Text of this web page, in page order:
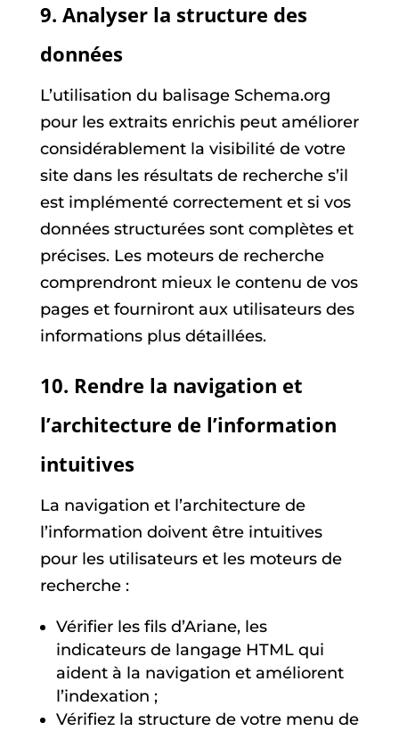
9. Analyser la structure des
données
L’utilisation du balisage Schema.org
pour les extraits enrichis peut améliorer
considérablement la visibilité de votre
site dans les résultats de recherche s’il
est implémenté correctement et si vos
données structurées sont complètes et
précises. Les moteurs de recherche
comprendront mieux le contenu de vos
pages et fourniront aux utilisateurs des
informations plus détaillées.
10. Rendre la navigation et
l’architecture de l’information
intuitives
La navigation et l’architecture de
l’information doivent être intuitives
pour les utilisateurs et les moteurs de
recherche :
Vérifier les fils d’Ariane, les
indicateurs de langage HTML qui
aident à la navigation et améliorent
l’indexation ;
Vérifiez la structure de votre menu de